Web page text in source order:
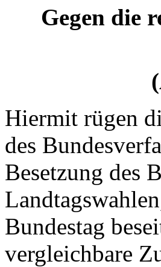
Gegen die
Hiermit rügen
des
Besetzung des
Bundestag
vergleichbare